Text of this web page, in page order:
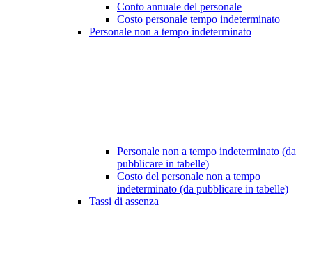
Conto annuale del personale
Costo personale tempo indeterminato
Personale non a tempo indeterminato
Personale non a tempo indeterminato (da
pubblicare in tabelle)
Costo del personale non a tempo
indeterminato (da pubblicare in tabelle)
Tassi di assenza